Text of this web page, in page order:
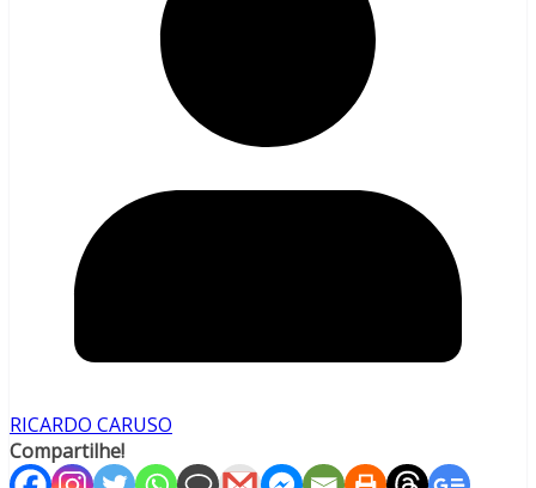
RICARDO CARUSO
Compartilhe!